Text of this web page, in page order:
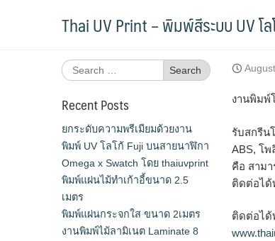
Thai UV Print – พิมพ์สีระบบ UV โ
งานพิมพ์โลโก้ลงบน ยาง NR สีดำ ข
งานพิมพ์
รับสกรีน
ABS, โ
คือ สาม
ติดต่อได้
ติดต่อได้
Search
for:
Recent Posts
ยกระดับความพรีเมียมด้วยงาน
พิมพ์ UV โลโก้ Fuji บนสายนาฬิกา
Omega x Swatch โดย thaiuvprint
พิมพ์แผ่นไม้ทำเก้าอี้ขนาด 2.5
เมตร
พิมพ์แผ่นกระจกใส ขนาด 2เมตร
งานพิมพ์ไม้ลามิเนต Laminate 8